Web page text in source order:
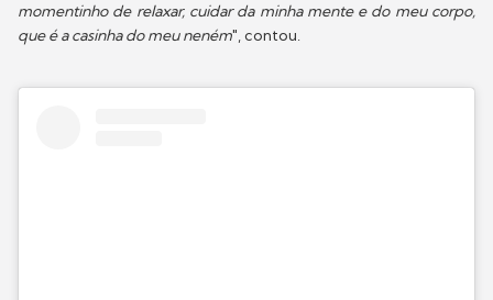
momentinho de relaxar, cuidar da minha mente e do meu corpo,
que é a casinha do meu neném", contou.